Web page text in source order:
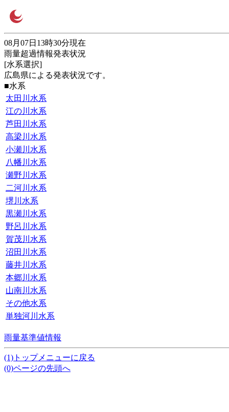
08月07日13時30分現在
雨量超過情報発表状況
[水系選択]
広島県による発表状況です。
■水系
太田川水系
江の川水系
芦田川水系
高梁川水系
小瀬川水系
八幡川水系
瀬野川水系
二河川水系
堺川水系
黒瀬川水系
野呂川水系
賀茂川水系
沼田川水系
藤井川水系
本郷川水系
山南川水系
その他水系
単独河川水系
雨量基準値情報
(1)トップメニューに戻る
(0)ページの先頭へ